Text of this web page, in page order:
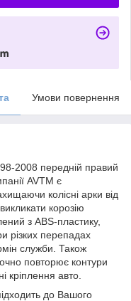
Умови повернення
2008 передній правий
AVTM є
колісні арки від
корозію
з ABS-пластику,
різких перепадах
служби. Також
повторює контури
кріплення авто.
до Вашого